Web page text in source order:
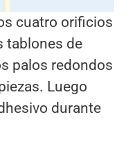
cuatro orificios
tablones de
palos redondos
Luego
durante